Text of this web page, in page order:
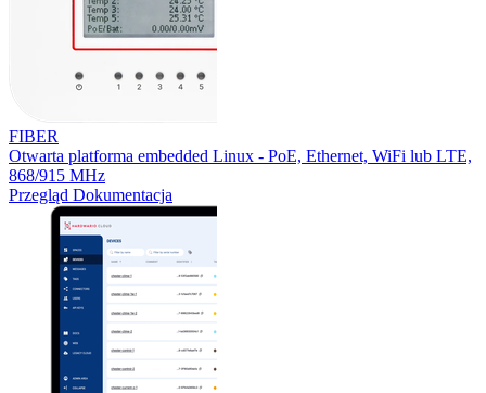
FIBER
Otwarta platforma embedded Linux - PoE, Ethernet, WiFi lub LTE,
868/915 MHz
Przegląd Dokumentacja